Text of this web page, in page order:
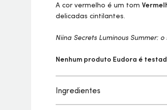
A cor vermelho é um tom
delicadas cintilantes.
Niina Secrets Luminous Summer:
Nenhum produto Eudora é
Ingredientes